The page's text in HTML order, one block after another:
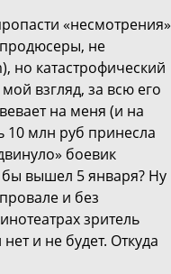
«несмотрения»
не
), но катастрофический
взгляд, за всю его
на меня (и на
10 млн руб принесла
боевик
вышел 5 января? Ну
и без
зритель
и не будет. Откуда